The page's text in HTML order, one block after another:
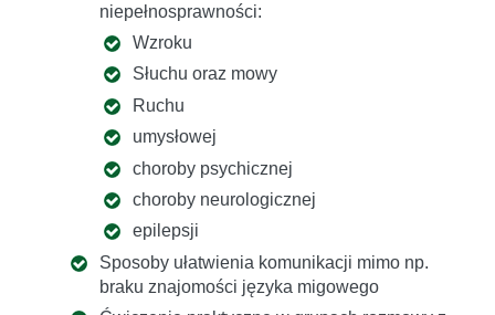
niepełnosprawności:
Wzroku
Słuchu oraz mowy
Ruchu
umysłowej
choroby psychicznej
choroby neurologicznej
epilepsji
Sposoby ułatwienia komunikacji mimo np.
braku znajomości języka migowego